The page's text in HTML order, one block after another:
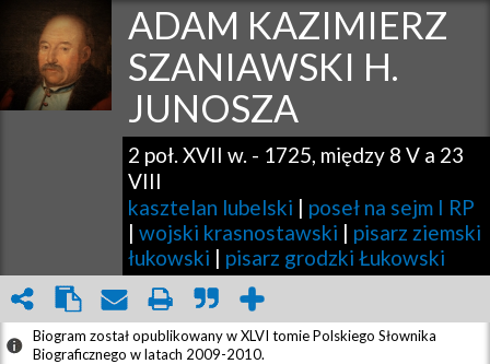
ADAM KAZIMIERZ
SZANIAWSKI H.
JUNOSZA
2 poł. XVII w. - 1725, między 8 V a 23
VIII
kasztelan lubelski | poseł na sejm I RP
| wojski krasnostawski | pisarz ziemski
łukowski | pisarz grodzki Łukowski
Biogram został opublikowany w XLVI tomie Polskiego Słownika
Biograficznego w latach 2009-2010.